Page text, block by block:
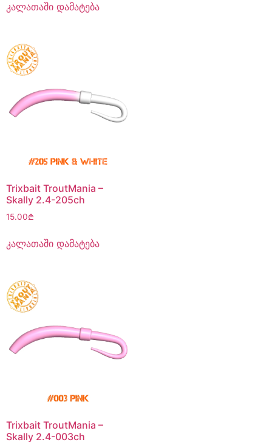
კალათაში დამატება
Trixbait TroutMania –
Skally 2.4-205ch
15.00₾
კალათაში დამატება
Trixbait TroutMania –
Skally 2.4-003ch